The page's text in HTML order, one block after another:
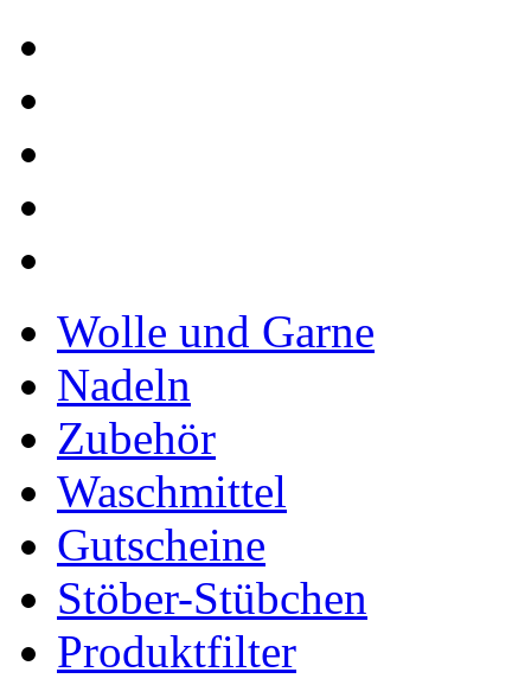
Wolle und Garne
Nadeln
Zubehör
Waschmittel
Gutscheine
Stöber-Stübchen
Produktfilter